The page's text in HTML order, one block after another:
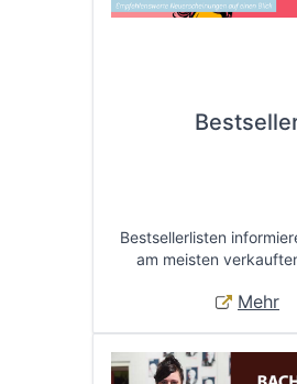
Bestsellerlisten
am meisten
Mehr